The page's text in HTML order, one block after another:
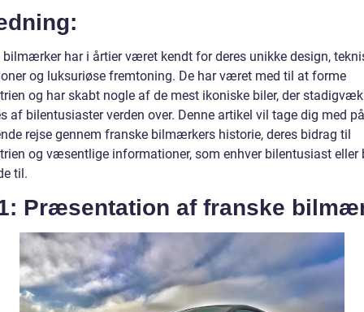
bilmærker har i årtier været kendt for deres unikke design,
og luksuriøse fremtoning. De har været med til at forme
og har skabt nogle af de mest ikoniske biler, der stadigvæk
af bilentusiaster verden over. Denne artikel vil tage dig med
rejse gennem franske bilmærkers historie, deres bidrag til
og væsentlige informationer, som enhver bilentusiast eller
til.
Præsentation af franske